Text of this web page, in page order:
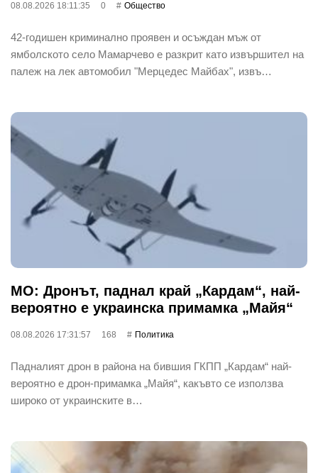
08.08.2026 18:11:35 0 Общество
42-годишен криминално проявен и осъждан мъж от
ямболското село Мамарчево е разкрит като извършител на
палеж на лек автомобил "Мерцедес Майбах", извъ…
МО: Дронът, паднал край „Кардам“, най-
вероятно е украинска примамка „Майя“
08.08.2026 17:31:57 168 Политика
Падналият дрон в района на бившия ГКПП „Кардам“ най-
вероятно е дрон-примамка „Майя“, какъвто се използва
широко от украинските в…